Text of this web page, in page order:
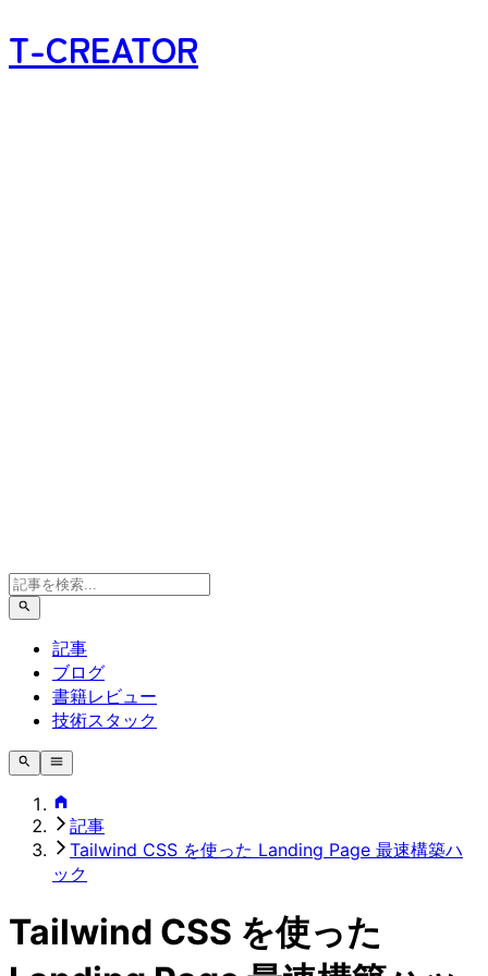
T-CREATOR
記事
ブログ
書籍レビュー
技術スタック
記事
Tailwind CSS を使った Landing Page 最速構築ハ
ック
Tailwind CSS を使った